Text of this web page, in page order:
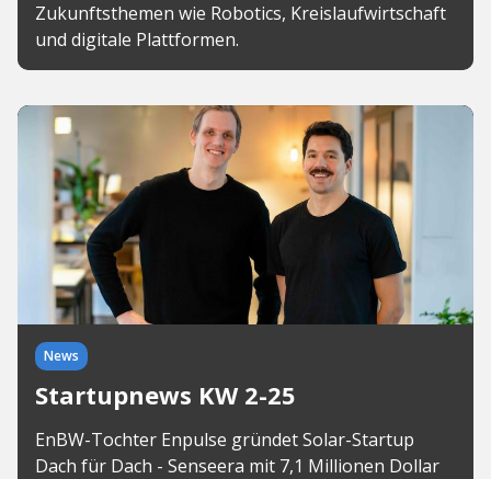
Zukunftsthemen wie Robotics, Kreislaufwirtschaft
und digitale Plattformen.
News
Startupnews KW 2-25
EnBW-Tochter Enpulse gründet Solar-Startup
Dach für Dach - Senseera mit 7,1 Millionen Dollar